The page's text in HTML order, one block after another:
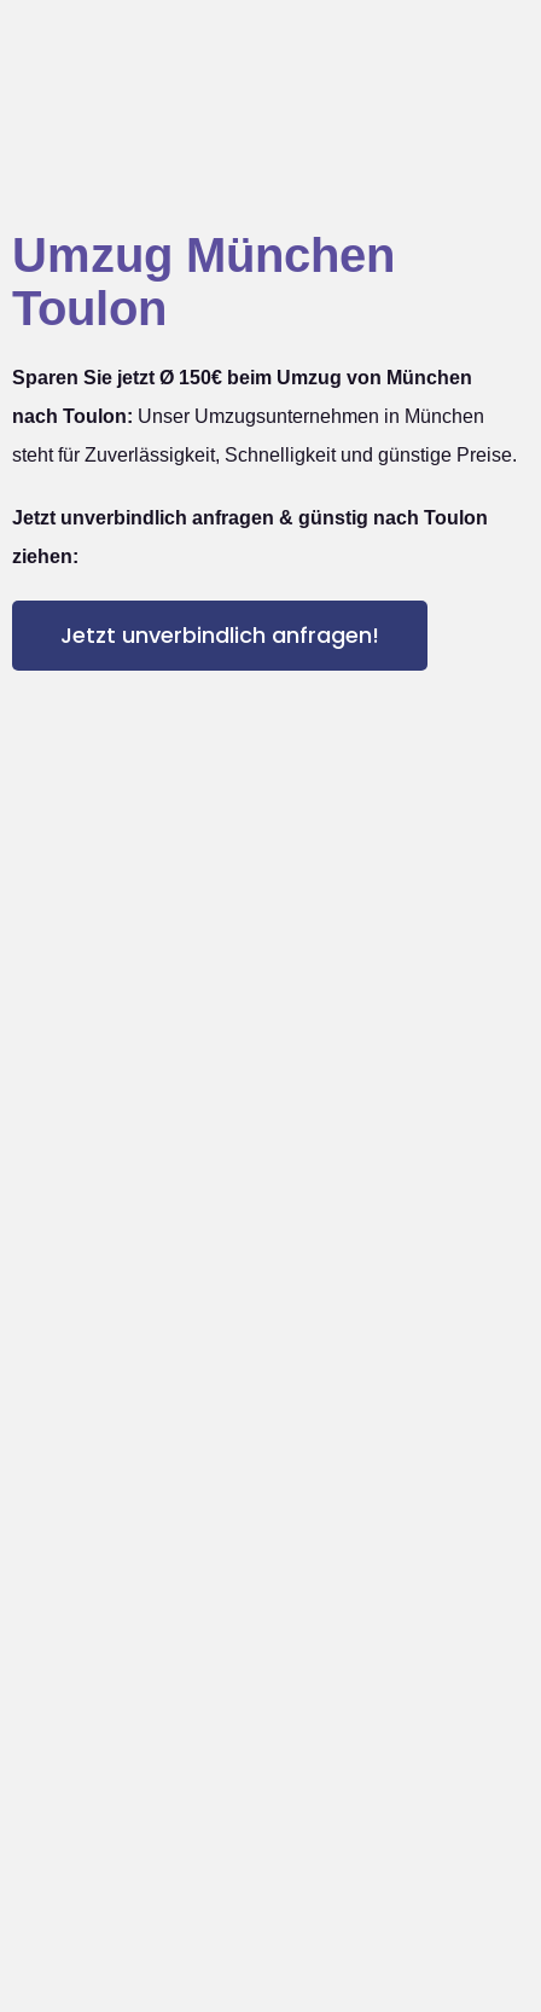
Umzug München
Toulon
Sparen Sie jetzt Ø 150€ beim Umzug von München
nach Toulon: Unser Umzugsunternehmen in München
steht für Zuverlässigkeit, Schnelligkeit und günstige Preise.
Jetzt unverbindlich anfragen & günstig nach Toulon
ziehen:
Jetzt unverbindlich anfragen!